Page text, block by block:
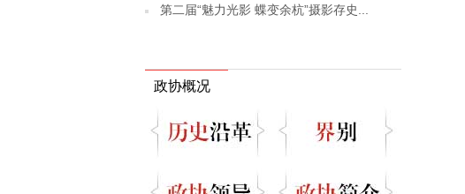
第二届“魅力光影 蝶变余杭”摄影存史...
政协概况